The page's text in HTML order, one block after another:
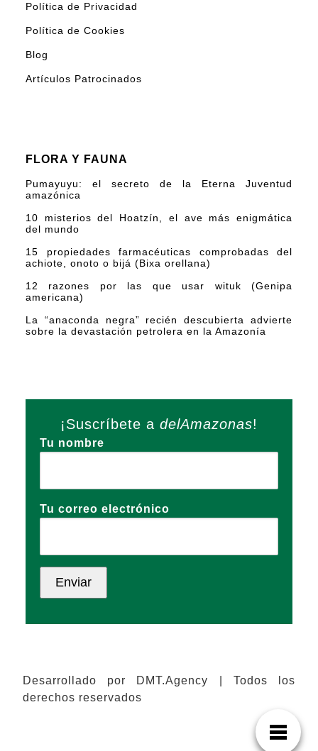
Política de Privacidad
Política de Cookies
Blog
Artículos Patrocinados
FLORA Y FAUNA
Pumayuyu: el secreto de la Eterna Juventud
amazónica
10 misterios del Hoatzín, el ave más enigmática
del mundo
15 propiedades farmacéuticas comprobadas del
achiote, onoto o bijá (Bixa orellana)
12 razones por las que usar wituk (Genipa
americana)
La “anaconda negra” recién descubierta advierte
sobre la devastación petrolera en la Amazonía
¡Suscríbete a delAmazonas!
Tu nombre
Tu correo electrónico
Desarrollado por DMT.Agency | Todos los
derechos reservados